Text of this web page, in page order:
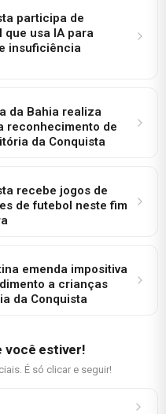
participa de
usa IA para
insuficiência
da Bahia realiza
reconhecimento de
da Conquista
recebe jogos de
de futebol neste fim
emenda impositiva
a crianças
da Conquista
você estiver!
É só clicar e seguir!